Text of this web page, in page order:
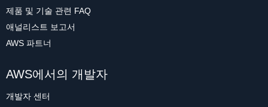
제품 및 기술 관련 FAQ
애널리스트 보고서
AWS 파트너
AWS에서의 개발자
개발자 센터